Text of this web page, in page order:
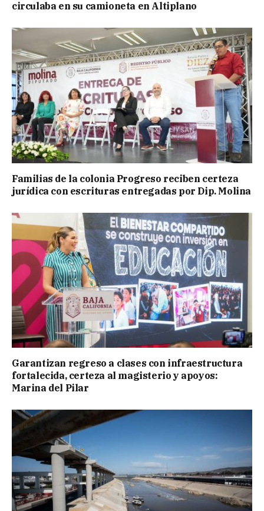
circulaba en su camioneta en Altiplano
Familias de la colonia Progreso reciben certeza
jurídica con escrituras entregadas por Dip. Molina
Garantizan regreso a clases con infraestructura
fortalecida, certeza al magisterio y apoyos:
Marina del Pilar